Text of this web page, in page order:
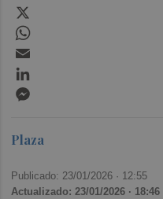
Plaza
Publicado: 23/01/2026 · 12:55
Actualizado: 23/01/2026 · 18:46